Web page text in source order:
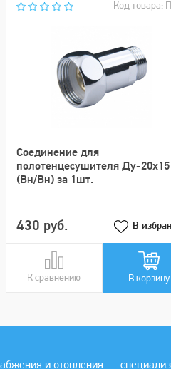
Код товара:
Cоединение для
полотенцесушителя Ду-20х15
(Вн/Вн) за 1шт.
430 руб. В
К сравнению
В сравнении В корзину
и отопления —